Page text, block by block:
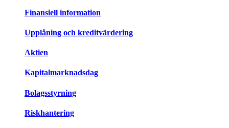
Finansiell information
Upplåning och kreditvärdering
Aktien
Kapitalmarknadsdag
Bolagsstyrning
Riskhantering